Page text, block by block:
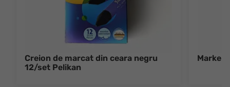
Creion de marcat din ceara negru
12/set Pelikan
Marker